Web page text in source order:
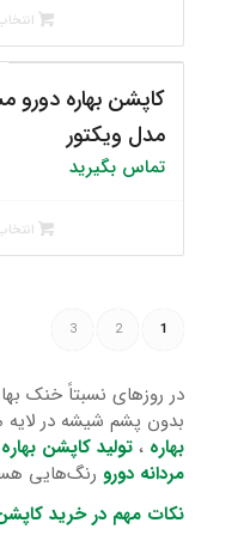
کاپشن بهاره
مدل ویکتور
تماس بگیرید
1
2
3
در روزهای نسبتاً خنک
بدون پشم شیشه در لایه
بهاره ، تولید کاپشن
مردانه دورو رنگ‌هایی
نکات مهم در خرید کاپشن